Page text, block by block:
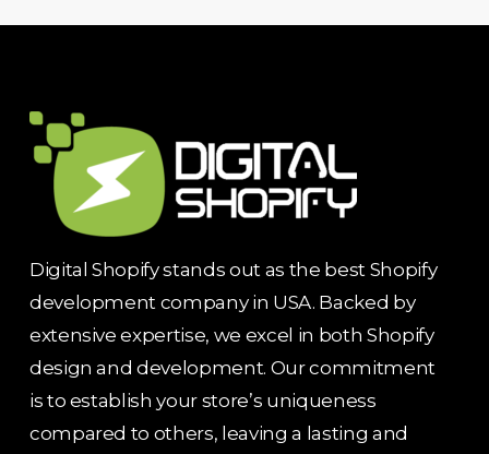
Digital Shopify stands out as the best Shopify
development company in USA. Backed by
extensive expertise, we excel in both Shopify
design and development. Our commitment
is to establish your store’s uniqueness
compared to others, leaving a lasting and